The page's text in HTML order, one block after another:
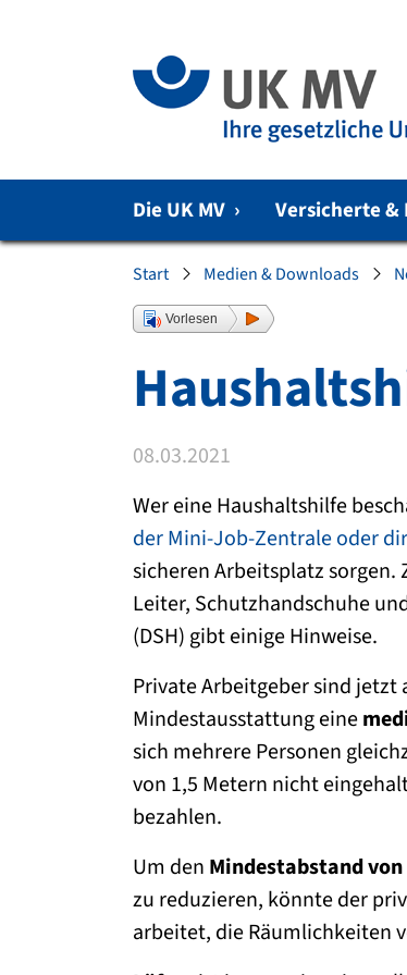
Die UK MV › Versicherte &
Sie sind hier:
Start Medien & Downloads
Vorlesen
08.03.2021
Wer eine Haushaltshilfe
der Mini-Job-Zentrale oder
sicheren Arbeitsplatz
Leiter, Schutzhandschuhe
(DSH) gibt einige Hinweise.
Private Arbeitgeber sind
Mindestausstattung eine
sich mehrere Personen
von 1,5 Metern nicht
bezahlen.
Um den Mindestabstand
zu reduzieren, könnte der
arbeitet, die Räumlichkeiten